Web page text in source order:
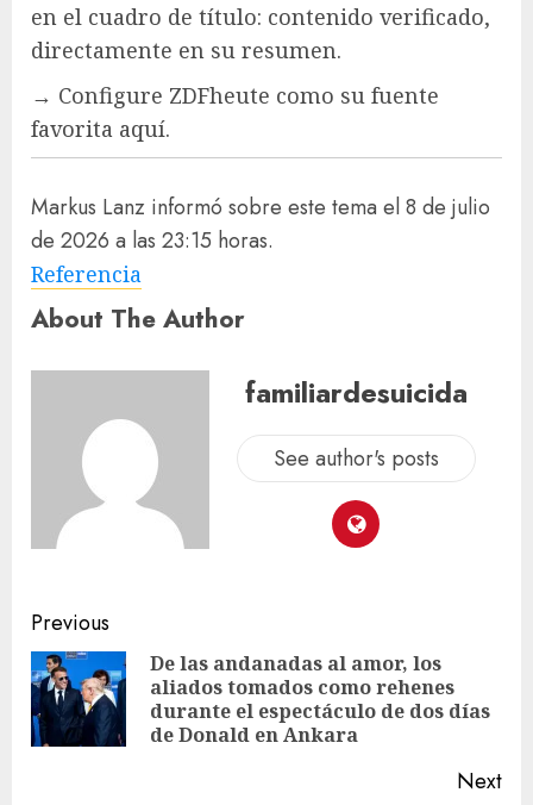
en el cuadro de título: contenido verificado,
directamente en su resumen.
→ Configure ZDFheute como su fuente
favorita aquí.
Markus Lanz informó sobre este tema el 8 de julio
de 2026 a las 23:15 horas.
Referencia
About The Author
familiardesuicida
See author's posts
Previous
De las andanadas al amor, los
aliados tomados como rehenes
durante el espectáculo de dos días
de Donald en Ankara
Next